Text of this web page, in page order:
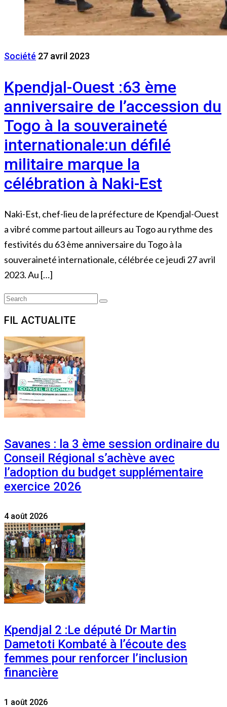
Société 27 avril 2023
Kpendjal-Ouest :63 ème
anniversaire de l’accession du
Togo à la souveraineté
internationale:un défilé
militaire marque la
célébration à Naki-Est
Naki-Est, chef-lieu de la préfecture de Kpendjal-Ouest
a vibré comme partout ailleurs au Togo au rythme des
festivités du 63 ème anniversaire du Togo à la
souveraineté internationale, célébrée ce jeudi 27 avril
2023. Au […]
Search
Search
FIL ACTUALITE
Savanes : la 3 ème session ordinaire du
Conseil Régional s’achève avec
l’adoption du budget supplémentaire
exercice 2026
4 août 2026
Kpendjal 2 :Le député Dr Martin
Dametoti Kombaté à l’écoute des
femmes pour renforcer l’inclusion
financière
1 août 2026